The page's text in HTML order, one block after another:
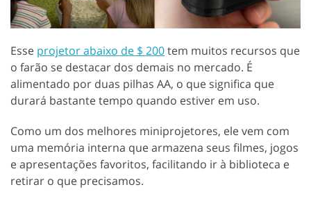
Esse projetor abaixo de $ 200tem muitos recursos que
o farão se destacar dos demais no mercado. É
alimentado por duas pilhas AA, o que significa que
durará bastante tempo quando estiver em uso.
Como um dos melhores miniprojetores, ele vem com
uma memória interna que armazena seus filmes, jogos
e apresentações favoritos, facilitando ir à biblioteca e
retirar o que precisamos.